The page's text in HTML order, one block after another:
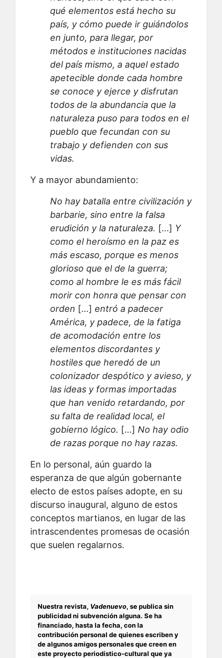
qué elementos está hecho su
país, y cómo puede ir guiándolos
en junto, para llegar, por
métodos e instituciones nacidas
del país mismo, a aquel estado
apetecible donde cada hombre
se conoce y ejerce y disfrutan
todos de la abundancia que la
naturaleza puso para todos en el
pueblo que fecundan con su
trabajo y defienden con sus
vidas.
Y a mayor abundamiento:
No hay batalla entre civilización y
barbarie, sino entre la falsa
erudición y la naturaleza. [...] Y
como el heroísmo en la paz es
más escaso, porque es menos
glorioso que el de la guerra;
como al hombre le es más fácil
morir con honra que pensar con
orden […] entró a padecer
América, y padece, de la fatiga
de acomodación entre los
elementos discordantes y
hostiles que heredó de un
colonizador despótico y avieso, y
las ideas y formas importadas
que han venido retardando, por
su falta de realidad local, el
gobierno lógico. […] No hay odio
de razas porque no hay razas.
En lo personal, aún guardo la
esperanza de que algún gobernante
electo de estos países adopte, en su
discurso inaugural, alguno de estos
conceptos martianos, en lugar de las
intrascendentes promesas de ocasión
que suelen regalarnos.
Nuestra revista, Vadenuevo, se publica sin
publicidad ni subvención alguna. Se ha
financiado, hasta la fecha, con la
contribución personal de quienes escriben y
de algunos amigos personales que creen en
este proyecto periodístico-cultural que ya